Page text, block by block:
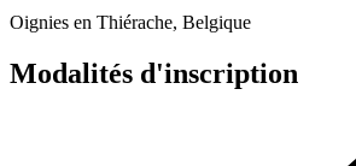
Oignies en Thiérache, Belgique
Modalités d'inscription